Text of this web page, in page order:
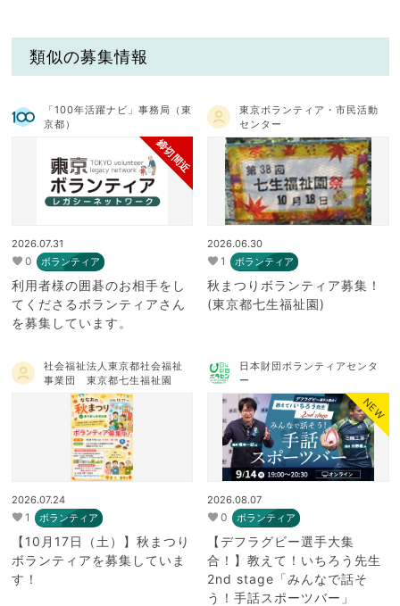
類似の募集情報
「100年活躍ナビ」事務局（東
京都）
締切間近
2026.07.31
0 ボランティア
利用者様の囲碁のお相手をし
てくださるボランティアさん
を募集しています。
東京ボランティア・市民活動
センター
2026.06.30
1 ボランティア
秋まつりボランティア募集！
(東京都七生福祉園)
社会福祉法人東京都社会福祉
事業団 東京都七生福祉園
2026.07.24
1 ボランティア
【10月17日（土）】秋まつり
ボランティアを募集していま
す！
日本財団ボランティアセンタ
ー
NEW
2026.08.07
0 ボランティア
【デフラグビー選手大集
合！】教えて！いちろう先生
2nd stage「みんなで話そ
う！手話スポーツバー」